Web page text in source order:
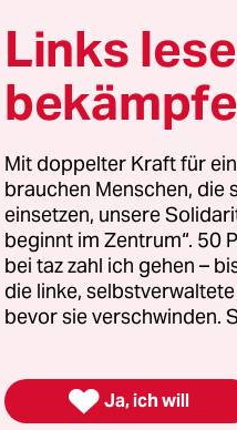
belastbare
Aktionaus der Ostsee
Vereinbarungen
bereitgestellt,
(SPD) am Mittwoch
der von den
„Ich hätte mir hier
wolle sich aber
Links
Mit doppelter Kraft für
brauchen Menschen, die
einsetzen, unsere
beginnt im Zentrum“. 50
bei taz zahl ich gehen –
die linke,
bevor sie verschwinden.
 Ja, ich will